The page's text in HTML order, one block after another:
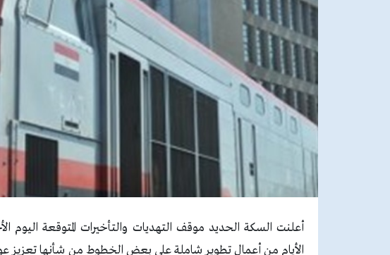
الأيام من أعمال تطوير شاملة على بعض الخطوط من شأنها تعزيز